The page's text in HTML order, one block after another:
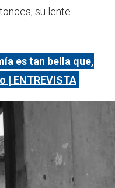
su lente
es tan bella que,
| ENTREVISTA